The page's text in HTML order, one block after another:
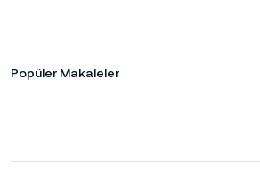
Popüler Makaleler